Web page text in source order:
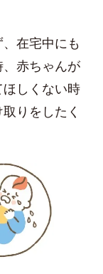
在宅中にも
赤ちゃんが
しくない時
りをしたく